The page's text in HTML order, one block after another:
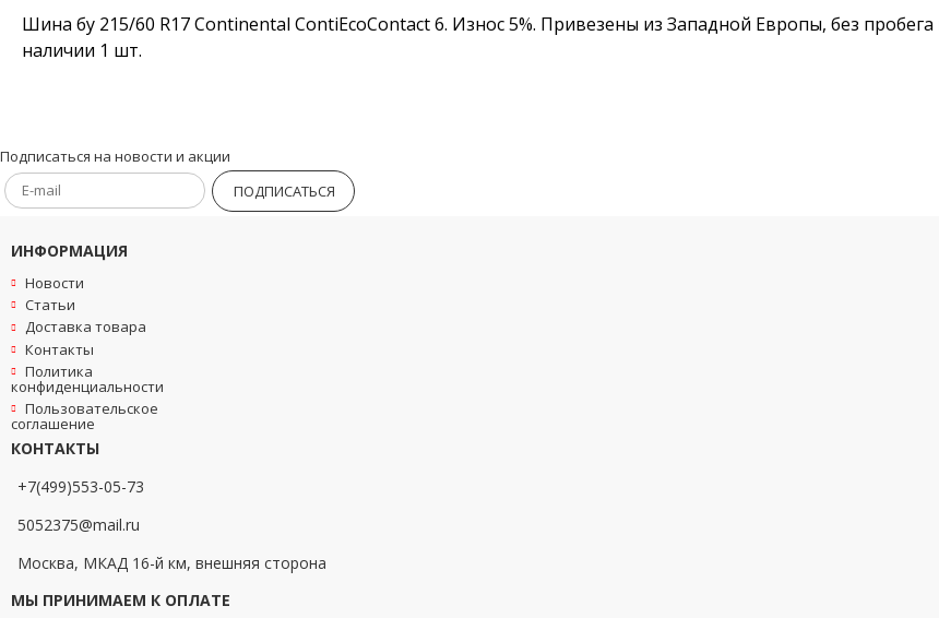
Шина бу 215/60 R17 Continental ContiEcoContact 6. Износ 5%. Привезены из Западной Европы, без
наличии 1 шт.
Подписаться на новости и акции
ПОДПИСАТЬСЯ
ИНФОРМАЦИЯ
Новости
Статьи
Доставка товара
Контакты
Политика
конфиденциальности
Пользовательское
соглашение
КОНТАКТЫ
+7(499)553-05-73
5052375@mail.ru
Москва, МКАД 16-й км, внешняя сторона
МЫ ПРИНИМАЕМ К ОПЛАТЕ